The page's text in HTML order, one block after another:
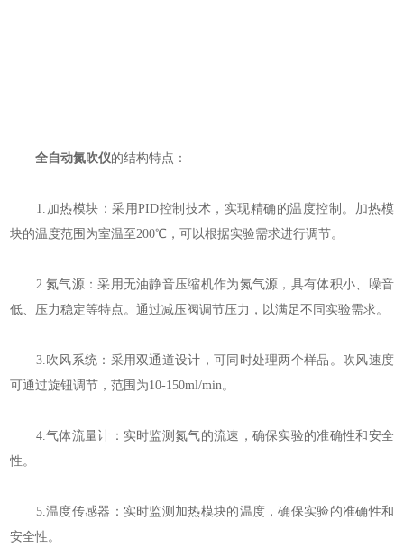
全自动氮吹仪的结构特点：
1.加热模块：采用PID控制技术，实现精确的温度控制。加热模
块的温度范围为室温至200℃，可以根据实验需求进行调节。
2.氮气源：采用无油静音压缩机作为氮气源，具有体积小、噪音
低、压力稳定等特点。通过减压阀调节压力，以满足不同实验需求。
3.吹风系统：采用双通道设计，可同时处理两个样品。吹风速度
可通过旋钮调节，范围为10-150ml/min。
4.气体流量计：实时监测氮气的流速，确保实验的准确性和安全
性。
5.温度传感器：实时监测加热模块的温度，确保实验的准确性和
安全性。